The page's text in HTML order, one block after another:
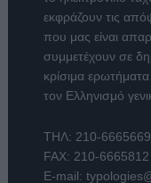
εκφράζουν τις
που μας είναι
συμμετέχουν σε
κρίσιμα
τον Ελληνισμό
ΤΗΛ: 210-6665669
FAX: 210-6665812
E-mail: